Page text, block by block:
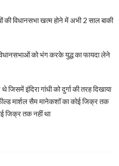
विधानसभा खत्म होने में अभी 2 साल बाकी
को भंग करके युद्ध का फायदा लेने
इंदिरा गांधी को दुर्गा की तरह दिखाया
मार्शल सैम मानेकशॉ का कोई जिक्र तक
जिक्र तक नहीं था